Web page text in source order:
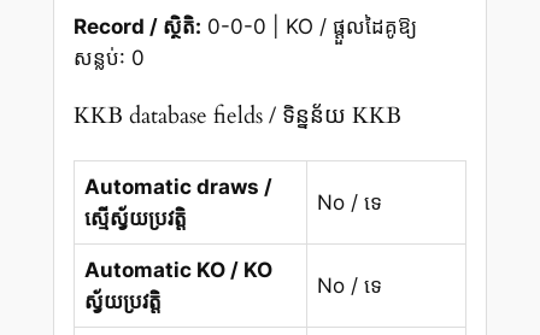
Record / ស្ថិតិ: 0-0-0 | KO / ផ្តួលដៃគូឱ្យ
សន្លប់: 0
KKB database fields / ទិន្នន័យ KKB
Automatic draws /
ស្មើស្វ័យប្រវត្តិ
No / ទេ
Automatic KO / KO
ស្វ័យប្រវត្តិ
No / ទេ